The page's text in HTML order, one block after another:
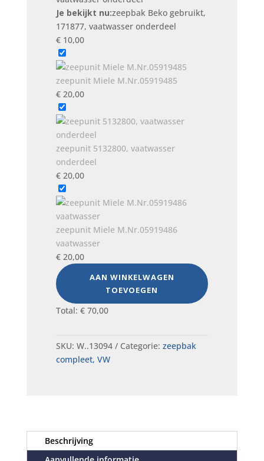
Je bekijkt nu:zeepbak Beko gebruikt,
171877, vaatwasser onderdeel
€10,00
zeepunit Miele M.Nr.05919485
€20,00
zeepunit 5132800, vaatwasser
onderdeel
€20,00
zeepunit Miele M.Nr.05919486
vaatwasser
€20,00
AAN WINKELWAGEN
TOEVOEGEN
Total: €70,00
SKU: W..13094 Categorie: zeepbak
compleet, VW
Beschrijving